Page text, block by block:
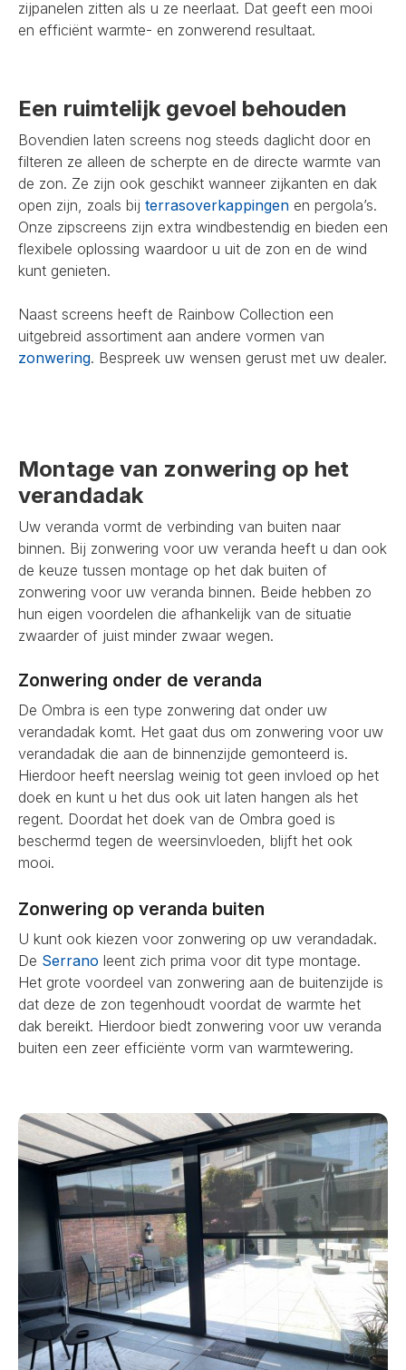
zijpanelen zitten als u ze neerlaat. Dat geeft een mooi
en efficiënt warmte- en zonwerend resultaat.
Een ruimtelijk gevoel behouden
Bovendien laten screens nog steeds daglicht door en
filteren ze alleen de scherpte en de directe warmte van
de zon. Ze zijn ook geschikt wanneer zijkanten en dak
open zijn, zoals bij terrasoverkappingen en pergola’s.
Onze zipscreens zijn extra windbestendig en bieden een
flexibele oplossing waardoor u uit de zon en de wind
kunt genieten.
Naast screens heeft de Rainbow Collection een
uitgebreid assortiment aan andere vormen van
zonwering. Bespreek uw wensen gerust met uw dealer.
Montage van zonwering op het
verandadak
Uw veranda vormt de verbinding van buiten naar
binnen. Bij zonwering voor uw veranda heeft u dan ook
de keuze tussen montage op het dak buiten of
zonwering voor uw veranda binnen. Beide hebben zo
hun eigen voordelen die afhankelijk van de situatie
zwaarder of juist minder zwaar wegen.
Zonwering onder de veranda
De Ombra is een type zonwering dat onder uw
verandadak komt. Het gaat dus om zonwering voor uw
verandadak die aan de binnenzijde gemonteerd is.
Hierdoor heeft neerslag weinig tot geen invloed op het
doek en kunt u het dus ook uit laten hangen als het
regent. Doordat het doek van de Ombra goed is
beschermd tegen de weersinvloeden, blijft het ook
mooi.
Zonwering op veranda buiten
U kunt ook kiezen voor zonwering op uw verandadak.
De Serrano leent zich prima voor dit type montage.
Het grote voordeel van zonwering aan de buitenzijde is
dat deze de zon tegenhoudt voordat de warmte het
dak bereikt. Hierdoor biedt zonwering voor uw veranda
buiten een zeer efficiënte vorm van warmtewering.